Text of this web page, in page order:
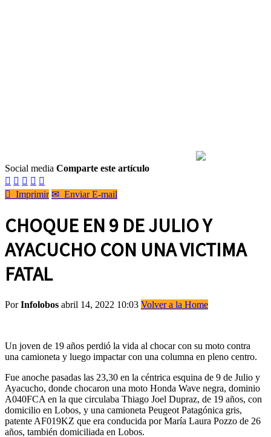
Social media Comparte este artículo
    
 Imprimir ✉ Enviar E-mail
CHOQUE EN 9 DE JULIO Y
AYACUCHO CON UNA VICTIMA
FATAL
PorInfolobos abril 14, 2022 10:03 Volver a la Home
Un joven de 19 años perdió la vida al chocar con su moto contra
una camioneta y luego impactar con una columna en pleno centro.
Fue anoche pasadas las 23,30 en la céntrica esquina de 9 de Julio y
Ayacucho, donde chocaron una moto Honda Wave negra, dominio
A040FCA en la que circulaba Thiago Joel Dupraz, de 19 años, con
domicilio en Lobos, y una camioneta Peugeot Patagónica gris,
patente AF019KZ que era conducida por María Laura Pozzo de 26
años, también domiciliada en Lobos.